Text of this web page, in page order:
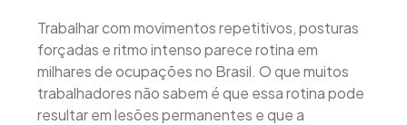
Trabalhar com movimentos repetitivos, posturas
forçadas e ritmo intenso parece rotina em
milhares de ocupações no Brasil. O que muitos
trabalhadores não sabem é que essa rotina pode
resultar em lesões permanentes e que a